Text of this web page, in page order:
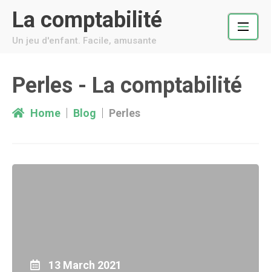
La comptabilité
Un jeu d'enfant. Facile, amusante
Perles - La comptabilité
Home Blog Perles
13 March 2021